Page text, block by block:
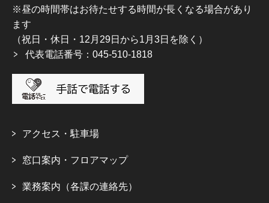
※昼の時間帯はお待たせする時間が長くなる場合があり
ます
（祝日・休日・12月29日から1月3日を除く）
代表電話番号：045-510-1818
アクセス・駐車場
窓口案内・フロアマップ
業務案内（各課の連絡先）